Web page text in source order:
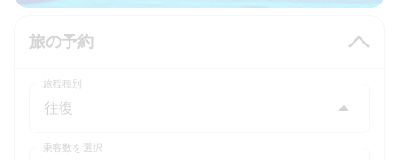
旅の予約
旅程種別
乗客数を選択